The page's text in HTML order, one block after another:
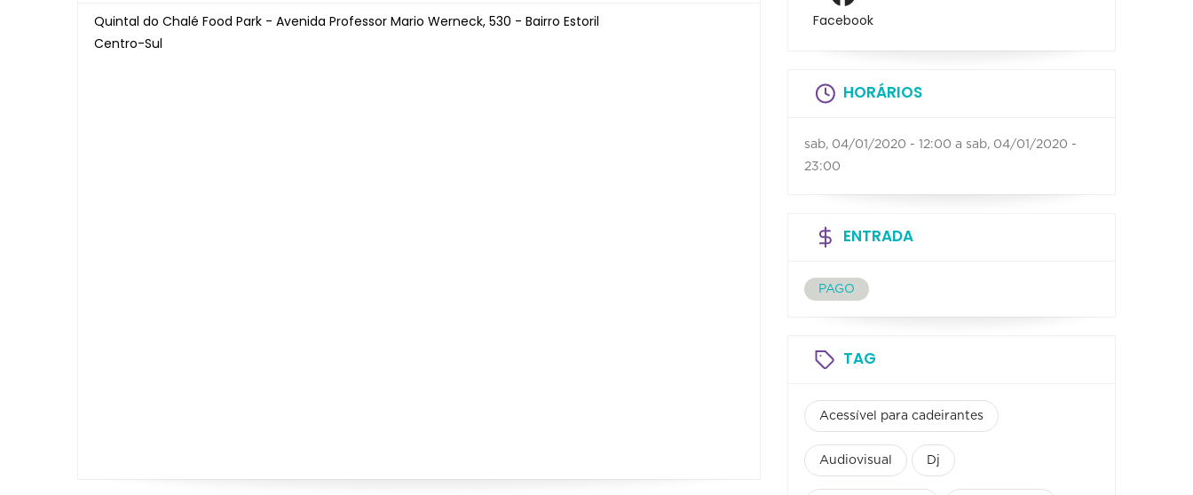
Quintal do Chalé Food Park - Avenida Professor Mario Werneck, 530 - Bairro Estoril
Centro-Sul
Facebook
HORÁRIOS
sab, 04/01/2020 - 12:00 a sab, 04/01/2020 -
23:00
ENTRADA
PAGO
TAG
Acessível para cadeirantes
Audiovisual Dj